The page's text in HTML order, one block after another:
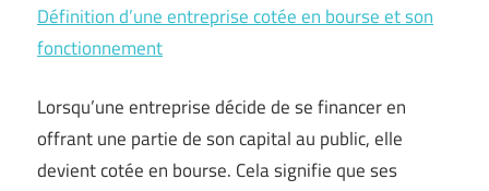
Définition d’une entreprise cotée en bourse et son
fonctionnement
Lorsqu’une entreprise décide de se financer en
offrant une partie de son capital au public, elle
devient cotée en bourse. Cela signifie que ses